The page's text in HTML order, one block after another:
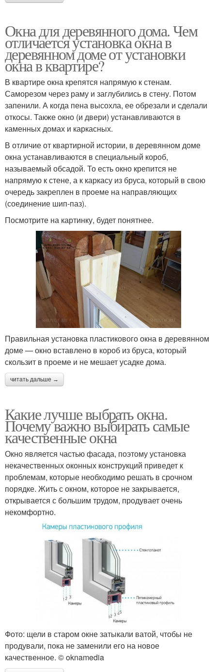
Окна для деревянного дома. Чем
отличается установка окна в
деревянном доме от установки
окна в квартире?
В квартире окна крепятся напрямую к стенам.
Саморезом через раму и заглубились в стену. Потом
запенили. А когда пена высохла, ее обрезали и сделали
откосы. Также окно (и двери) устанавливаются в
каменных домах и каркасных.
В отличие от квартирной истории, в деревянном доме
окна устанавливаются в специальный короб,
называемый обсадой. То есть окно крепится не
напрямую к стене, а к каркасу из бруса, который в свою
очередь закреплен в проеме на направляющих
(соединение шип-паз).
Посмотрите на картинку, будет понятнее.
Правильная установка пластикового окна в деревянном
доме — окно вставлено в короб из бруса, который
скользит в проеме и не мешает усадке дома.
читать дальше →
Какие лучше выбрать окна.
Почему важно выбирать самые
качественные окна
Окно является частью фасада, поэтому установка
некачественных оконных конструкций приведет к
проблемам, которые необходимо решать в срочном
порядке. Жить с окном, которое не закрывается,
открывается с большим трудом, продувает очень
некомфортно.
Фото: щели в старом окне затыкали ватой, чтобы не
продували, пока не заменили его на новое
качественное. © oknamedia